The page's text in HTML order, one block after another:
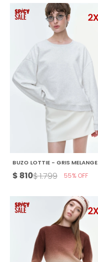
BUZO LOTTIE - GRIS MELANGE
$ 810$1.799 55